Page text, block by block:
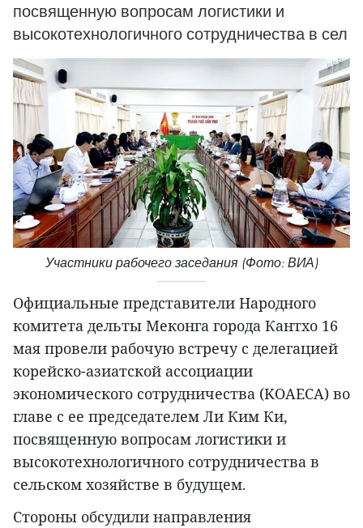
посвященную вопросам логистики и
высокотехнологичного сотрудничества в сел
Участники рабочего заседания (Фото: ВИА)
Официальные представители Народного
комитета дельты Меконга города Кантхо 16
мая провели рабочую встречу с делегацией
корейско-азиатской ассоциации
экономического сотрудничества (KOAECA) во
главе с ее председателем Ли Ким Ки,
посвященную вопросам логистики и
высокотехнологичного сотрудничества в
сельском хозяйстве в будущем.
Стороны обсудили направления